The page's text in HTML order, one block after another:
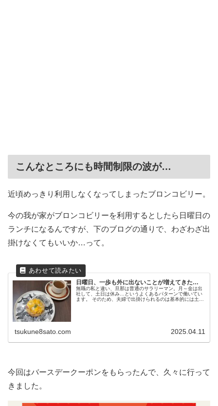
こんなところにも時間制限の波が…
近頃めっきり利用しなくなってしまったブロンコビリー。
今の我が家がブロンコビリーを利用するとしたら日曜日の
ランチになるんですが、下のブログの通りで、わざわざ出
掛けなくてもいいか…って。
日曜日、一歩も外に出ないことが増えてきた…
無職の私と違い、旦那は普通のサラリーマン。月～金は出
社して、土日は休み…というよくあるパターンで働いてい
ます。 そのため、夫婦で出掛けられるのは基本的には土日
tsukune8sato.com 2025.04.11
今回はバースデークーポンをもらったんで、久々に行って
きました。